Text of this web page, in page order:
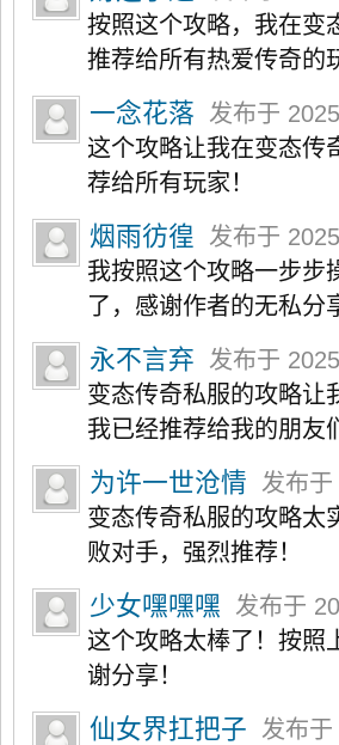
按照这个攻略，我在变
推荐给所有热爱传奇的
一念花落 发布于
这个攻略让我在变态传
荐给所有玩家！
烟雨彷徨 发布于
我按照这个攻略一步步
了，感谢作者的无私分
永不言弃 发布于
变态传奇私服的攻略让
我已经推荐给我的朋友
为许一世沧情
发布
变态传奇私服的攻略太
败对手，强烈推荐！
少女嘿嘿嘿 发布于
这个攻略太棒了！按照
谢分享！
仙女界扛把子
发布